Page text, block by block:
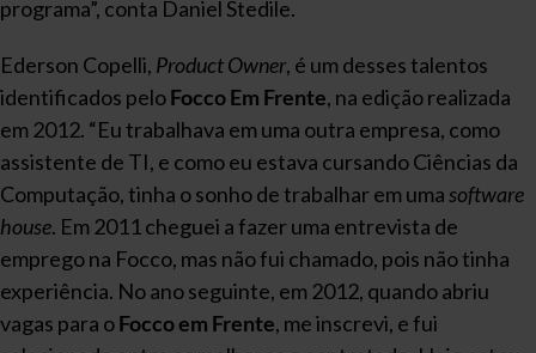
programa”, conta Daniel Stedile.
Ederson Copelli, Product Owner, é um desses talentos
identificados peloFocco Em Frente, na edição realizada
em 2012. “Eu trabalhava em uma outra empresa, como
assistente de TI, e como eu estava cursando Ciências da
Computação, tinha o sonho de trabalhar em umasoftware
house. Em 2011 cheguei a fazer uma entrevista de
emprego na Focco, mas não fui chamado, pois não tinha
experiência. No ano seguinte, em 2012, quando abriu
vagas para oFocco em Frente, me inscrevi, e fui